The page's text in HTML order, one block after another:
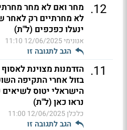
12
. מחר ואם לא מחר
לא מחרתיים רק לאחר
ינעלו כפכפים (ל"ת)
אנונימי12/06/2025 11:10
הגב לתגובה זו
11
. הזדמנות מצוינת
בזול אחרי התקיפה
הישראלי יטוס
נראו כאן (ל"ת)
כלכלן12/06/2025 11:00
הגב לתגובה זו